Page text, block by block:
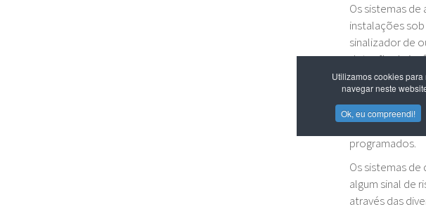
Os sistemas
instalações
sinalizador de
deteção de
é composto
proteção de
ser
informação
programados.
Os sistemas
algum sinal de
através das
Utilizamos cookies
navegar neste
Ok, eu compreendi!